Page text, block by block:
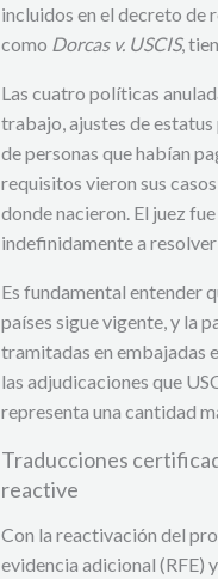
incluidos en el decreto de
como Dorcas v. USCIS,
Las cuatro políticas
trabajo, ajustes de
de personas que habían
requisitos vieron sus
donde nacieron. El juez
indefinidamente a
Es fundamental entender
países sigue vigente, y la
tramitadas en embajadas
las adjudicaciones que
representa una cantidad
Traducciones
reactive
Con la reactivación del
evidencia adicional (RFE)